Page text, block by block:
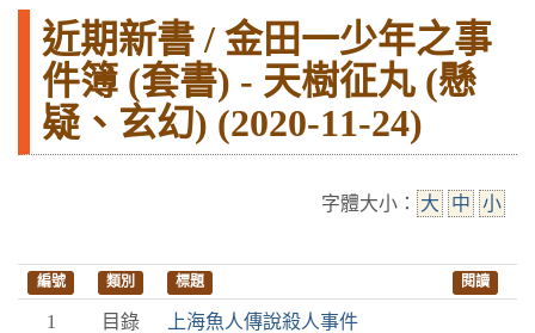
近期新書 / 金田一少年之事
件簿 (套書) - 天樹征丸 (懸
疑、玄幻) (2020-11-24)
字體大小： 大 中 小
編號 類別 標題 閱讀
1 目錄 上海魚人傳說殺人事件